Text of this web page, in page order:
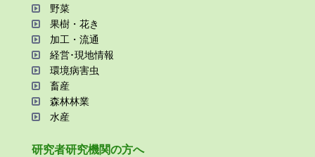
野菜
果樹・花き
加⼯・流通
経営･現地情報
環境病害⾍
畜産
森林林業
⽔産
研究者研究機関の⽅へ